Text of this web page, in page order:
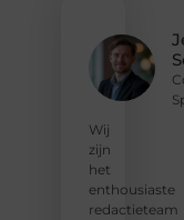
Wij
zijn
het
enthousiaste
redactieteam